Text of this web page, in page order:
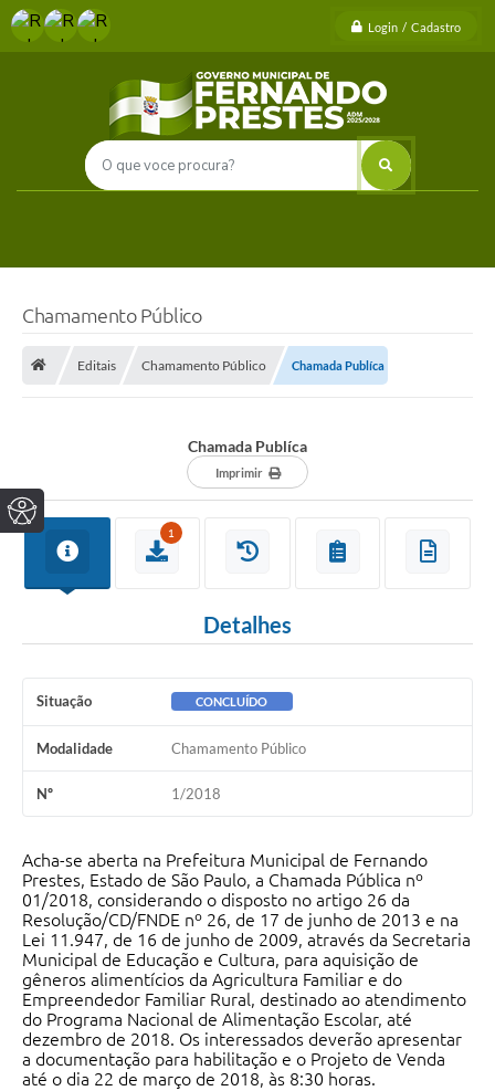
Login / Cadastro
Chamamento Público
Editais Chamamento Público Chamada Publíca
Chamada Publíca
Imprimir
1
Detalhes
Situação CONCLUÍDO
Modalidade Chamamento Público
Nº 1/2018
Acha-se aberta na Prefeitura Municipal de Fernando
Prestes, Estado de São Paulo, a Chamada Pública nº
01/2018, considerando o disposto no artigo 26 da
Resolução/CD/FNDE nº 26, de 17 de junho de 2013 e na
Lei 11.947, de 16 de junho de 2009, através da Secretaria
Municipal de Educação e Cultura, para aquisição de
gêneros alimentícios da Agricultura Familiar e do
Empreendedor Familiar Rural, destinado ao atendimento
do Programa Nacional de Alimentação Escolar, até
dezembro de 2018. Os interessados deverão apresentar
a documentação para habilitação e o Projeto de Venda
até o dia 22 de março de 2018, às 8:30 horas.